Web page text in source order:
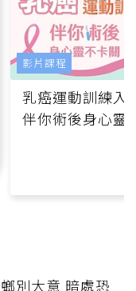
乳癌運動訓練入
伴你術後身心靈
影片課程
別大意 暗處恐